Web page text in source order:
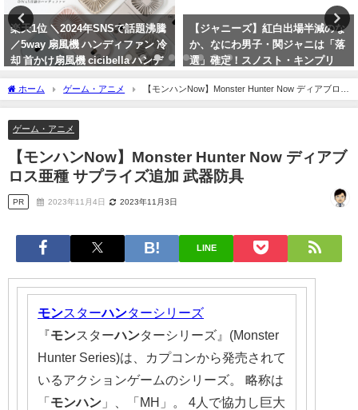
楽天1位 ＼2024年SNSで話題沸騰
／5way 扇風機 ハンディファン 冷
却 首かけ扇風機 cicibella ハンデ
ィファン ミニ扇風機 卓上 小型扇
風機 手持ち扇風機
【ジャニーズ】紅白出場半減のな
か、なにわ男子・関ジャニは「落
選」確定！スノスト・キンプリ
「可能性あり」の裏事情
ホーム ゲーム・アニメ
【モンハンNow】Monster Hunter Now ディアブロス
亜種 サプライズ追加 武器防具
ゲーム・アニメ
【モンハンNow】Monster Hunter Now ディアブ
ロス亜種 サプライズ追加 武器防具
PR 2023年11月4日 2023年11月3日
LINE
モンスターハンターシリーズ
『モンスターハンターシリーズ』(Monster
Hunter Series)は、カプコンから発売されて
いるアクションゲームのシリーズ。 略称は
「 モンハン 」、「MH」。 4人で協力し巨大